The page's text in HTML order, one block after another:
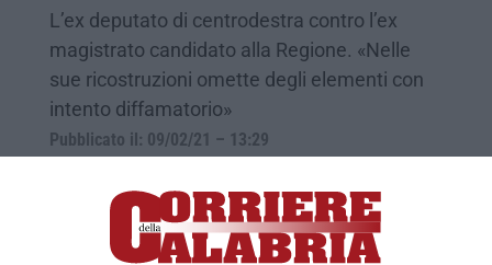
L’ex deputato di centrodestra contro l’ex
magistrato candidato alla Regione. «Nelle
sue ricostruzioni omette degli elementi con
intento diffamatorio»
Pubblicato il: 09/02/21 – 13:29